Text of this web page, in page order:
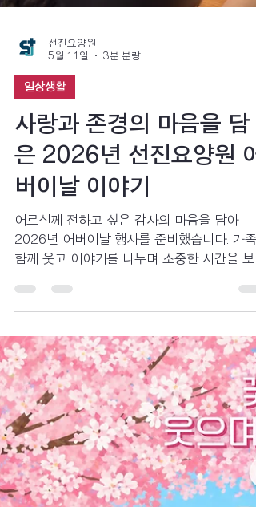
선진요양원
5월 11일
3분 분량
일상생활
사랑과 존경의 마음을 담
은 2026년 선진요양원 어
버이날 이야기
어르신께 전하고 싶은 감사의 마음을 담아
2026년 어버이날 행사를 준비했습니다. 가족
함께 웃고 이야기를 나누며 소중한 시간을 보
수 있기를 바라는 마음도 담았습니다. 함께 노
를 부르고 작은 조각 케이크를 만들며 웃음과
억을 나누었던 따뜻한 하루의 이야기를 소개합
니다.